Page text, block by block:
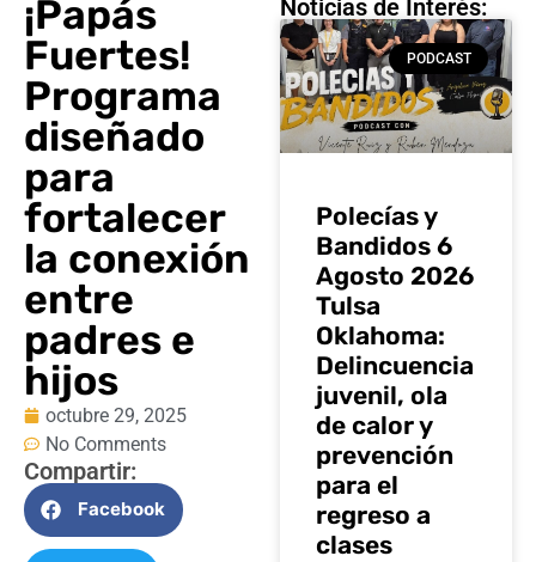
¡Papás
Fuertes!
Programa
diseñado
para
fortalecer
la conexión
entre
padres e
hijos
octubre 29, 2025
No Comments
Compartir:
Facebook
Noticias de Interés:
PODCAST
Polecías y
Bandidos 6
Agosto 2026
Tulsa
Oklahoma:
Delincuencia
juvenil, ola
de calor y
prevención
para el
regreso a
clases